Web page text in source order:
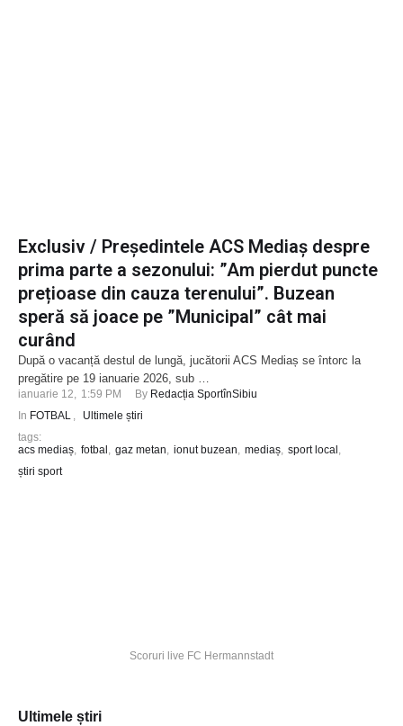
Exclusiv / Președintele ACS Mediaș despre
prima parte a sezonului: ”Am pierdut puncte
prețioase din cauza terenului”. Buzean
speră să joace pe ”Municipal” cât mai
curând
După o vacanță destul de lungă, jucătorii ACS Mediaș se întorc la
pregătire pe 19 ianuarie 2026, sub …
ianuarie 12, 1:59 PM By Redacția SportînSibiu
In FOTBAL ,
Ultimele știri
tags:
acs mediaș, fotbal , gaz metan, ionut buzean, mediaș, sport local ,
știri sport
Scoruri live FC Hermannstadt
Ultimele știri